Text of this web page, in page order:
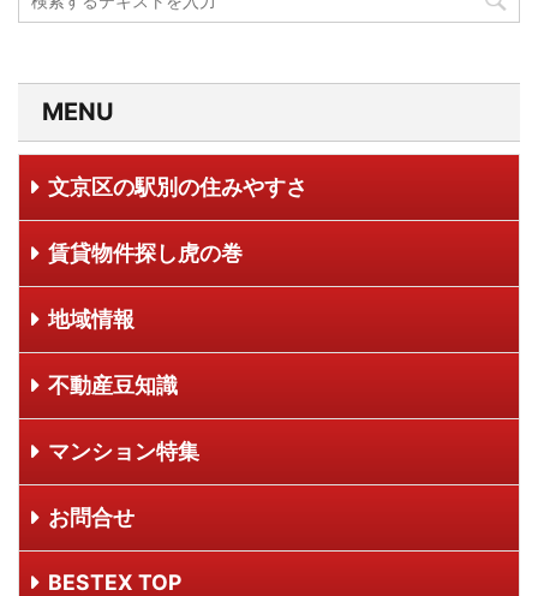
MENU
文京区の駅別の住みやすさ
賃貸物件探し虎の巻
地域情報
不動産豆知識
マンション特集
お問合せ
BESTEX TOP